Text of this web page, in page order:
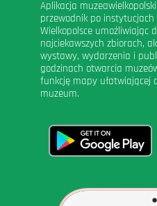
Aplikacja
przewodnik po
Wielkopolsce umożliwiając
najciekawszych zbiorach,
wystawy, wydarzenia i
godzinach otwarcia
funkcję mapy ułatwiającej
muzeum.